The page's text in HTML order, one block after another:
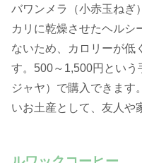
バワンメラ（小赤玉ねぎ
カリに乾燥させたヘルシ
ないため、カロリーが低
す。500～1,500円という
ジャヤ）で購入できます
いお土産として、友人や